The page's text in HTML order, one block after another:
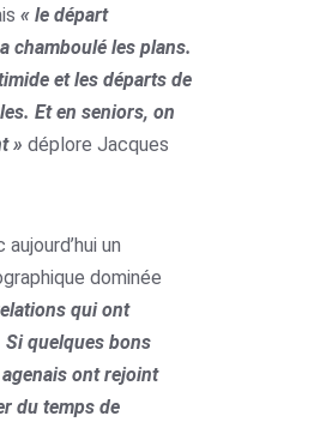
« le départ
chamboulé les plans.
et les départs de
Et en seniors, on
» déplore Jacques
un
dominée
qui ont
Si quelques bons
ont rejoint
du temps de